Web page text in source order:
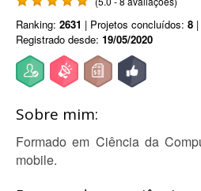
Ranking: 2631 | Projetos concluídos: 8
Registrado desde: 19/05/2020
Sobre mim:
Formado em Ciência da
mobile.